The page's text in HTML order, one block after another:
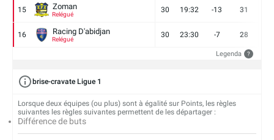
15 Zoman
Relégué
30 19:32 -13 31
16 Racing D'abidjan
Relégué
30 23:30 -7 28
Legenda ?
brise-cravate Ligue 1
Lorsque deux équipes (ou plus) sont à égalité sur Points, les règles
suivantes les règles suivantes permettent de les départager :
Différence de buts